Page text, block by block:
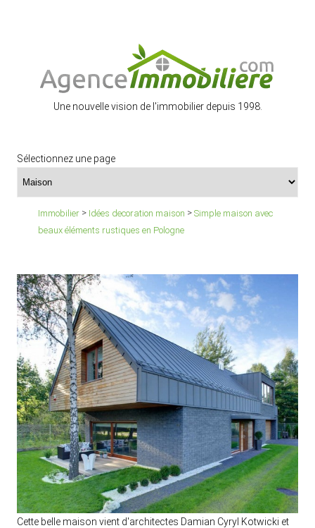
Une nouvelle vision de l'immobilier depuis 1998.
Sélectionnez une page
Immobilier > Idées decoration maison > Simple maison avec
beaux éléments rustiques en Pologne
Cette belle maison vient d'architectes Damian Cyryl Kotwicki et